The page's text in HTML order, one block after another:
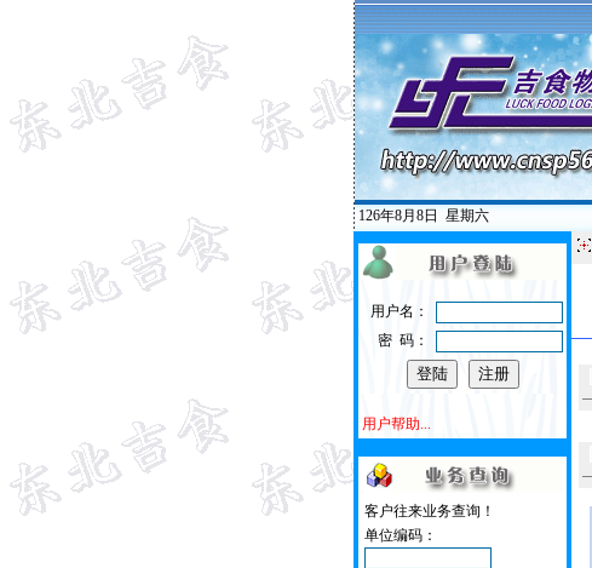
126年8月8日 星期六
用户名：
密 码：
用户帮助...
客户往来业务查询！
单位编码：